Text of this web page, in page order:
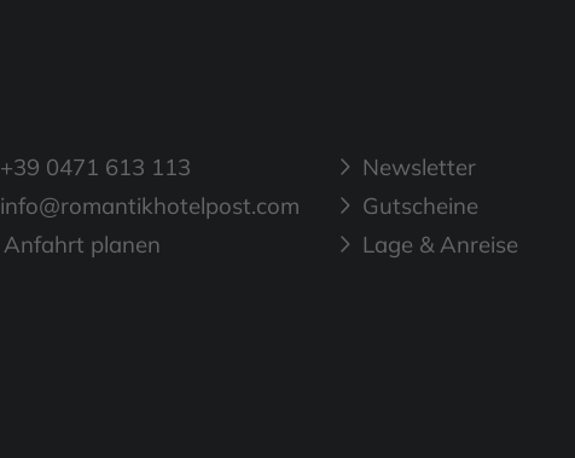
+39 0471 613 113
info@romantikhotelpost.com
Anfahrt planen
Newsletter
Gutscheine
Lage & Anreise